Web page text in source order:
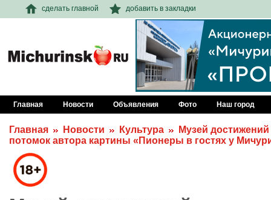
сделать главной добавить в закладки
Главная Новости Объявления Фото Наш город
Главная Новости Культура
Музей
потомок автора картины «Пионеры в гостях у